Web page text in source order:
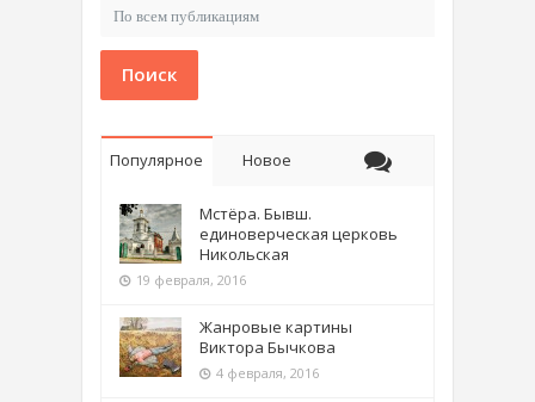
Поиск
Популярное Новое
Мстёра. Бывш.
единоверческая церковь
Никольская
19 февраля, 2016
Жанровые картины
Виктора Бычкова
4 февраля, 2016